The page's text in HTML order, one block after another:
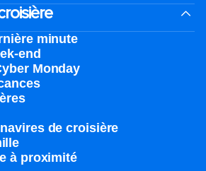
minute
end
Monday
de croisière
à proximité